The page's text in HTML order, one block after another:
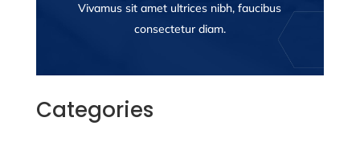
Vivamus sit amet ultrices nibh, faucibus
consectetur diam.
Categories